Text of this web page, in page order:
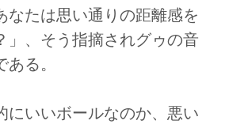
なたは思い通りの距離感を
」、そう指摘されグゥの音
る。
にいいボールなのか、悪い